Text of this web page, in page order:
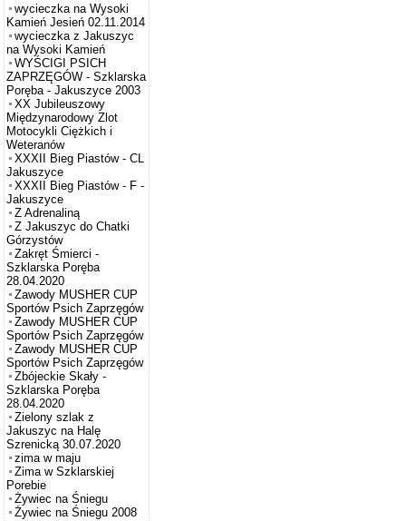
wycieczka na Wysoki
Kamień Jesień 02.11.2014
wycieczka z Jakuszyc
na Wysoki Kamień
WYŚCIGI PSICH
ZAPRZĘGÓW - Szklarska
Poręba - Jakuszyce 2003
XX Jubileuszowy
Międzynarodowy Zlot
Motocykli Ciężkich i
Weteranów
XXXII Bieg Piastów - CL
Jakuszyce
XXXII Bieg Piastów - F -
Jakuszyce
Z Adrenaliną
Z Jakuszyc do Chatki
Górzystów
Zakręt Śmierci -
Szklarska Poręba
28.04.2020
Zawody MUSHER CUP
Sportów Psich Zaprzęgów
Zawody MUSHER CUP
Sportów Psich Zaprzęgów
Zawody MUSHER CUP
Sportów Psich Zaprzęgów
Zbójeckie Skały -
Szklarska Poręba
28.04.2020
Zielony szlak z
Jakuszyc na Halę
Szrenicką 30.07.2020
zima w maju
Zima w Szklarskiej
Porebie
Żywiec na Śniegu
Żywiec na Śniegu 2008